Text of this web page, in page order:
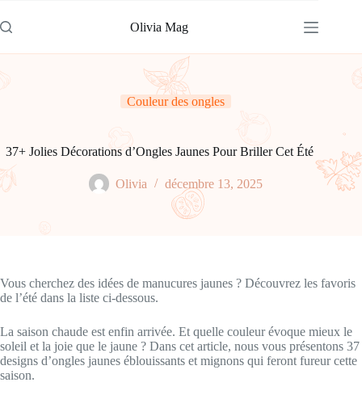
au
contenu
Olivia Mag
Couleur des ongles
37+ Jolies Décorations d’Ongles Jaunes Pour Briller Cet Été
Olivia décembre 13, 2025
Vous cherchez des idées de manucures jaunes ? Découvrez les favoris
de l’été dans la liste ci-dessous.
La saison chaude est enfin arrivée. Et quelle couleur évoque mieux le
soleil et la joie que le jaune ? Dans cet article, nous vous présentons 37
designs d’ongles jaunes éblouissants et mignons qui feront fureur cette
saison.